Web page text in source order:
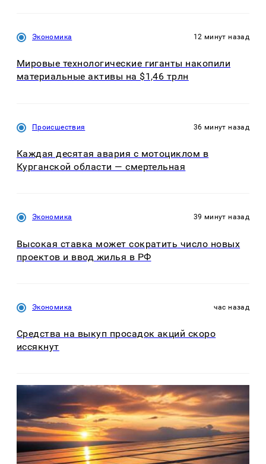
Экономика 12 минут назад
Мировые технологические гиганты накопили
материальные активы на $1,46 трлн
Происшествия 36 минут назад
Каждая десятая авария с мотоциклом в
Курганской области — смертельная
Экономика 39 минут назад
Высокая ставка может сократить число новых
проектов и ввод жилья в РФ
Экономика час назад
Средства на выкуп просадок акций скоро
иссякнут